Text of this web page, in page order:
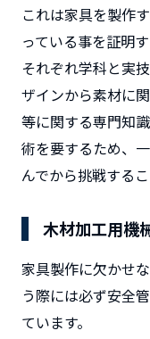
これは家具を製作
っている事を証明
それぞれ学科と実
ザインから素材に
等に関する専門知
術を要するため、
んでから挑戦する
木材加工用機
家具製作に欠かせ
う際には必ず安全
ています。